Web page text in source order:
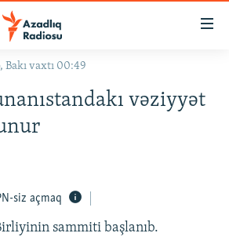
Bakı vaxtı 00:49
vəziyyət
siz açmaq
sammiti başlanıb.